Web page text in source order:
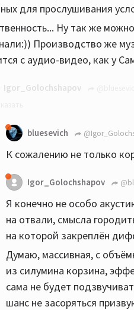
для прослушивания
Ну так же
Производство же
с аудио-видео, как у
Igor_Golochshapov
и из чего сделаны:
ответ на вопрос о
поделки на основе
от обычной, в общем
bluesevich
К сожалению не только
Igor_Golochshapov
Я конечно не особо
на отвали, смысла
на которой закреплён
Думаю, массивная, с
из силумина корзина,
сама не будет
шанс не засоряться